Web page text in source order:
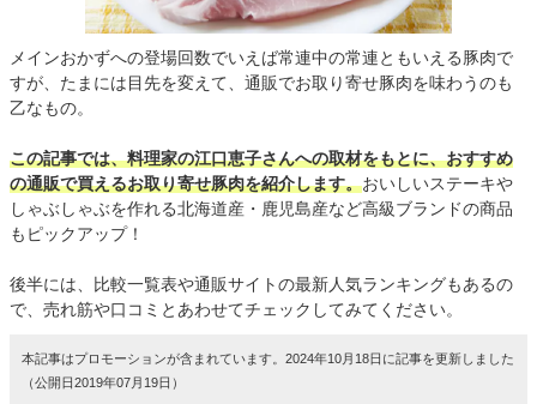
メインおかずへの登場回数でいえば常連中の常連ともいえる豚肉で
すが、たまには目先を変えて、通販でお取り寄せ豚肉を味わうのも
乙なもの。
この記事では、料理家の江口恵子さんへの取材をもとに、おすすめ
の通販で買えるお取り寄せ豚肉を紹介します。おいしいステーキや
しゃぶしゃぶを作れる北海道産・鹿児島産など高級ブランドの商品
もピックアップ！
後半には、比較一覧表や通販サイトの最新人気ランキングもあるの
で、売れ筋や口コミとあわせてチェックしてみてください。
本記事はプロモーションが含まれています。2024年10月18日に記事を更新しました
（公開日2019年07月19日）